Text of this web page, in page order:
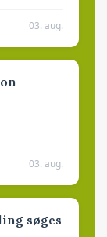
03. aug.
03. aug.
søges